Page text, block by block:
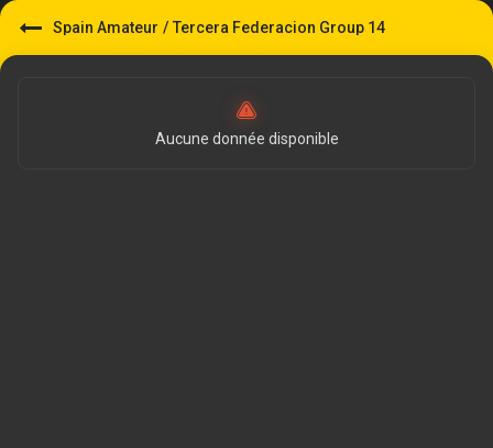
Spain Amateur / Tercera Federacion Group 14
Aucune donnée disponible